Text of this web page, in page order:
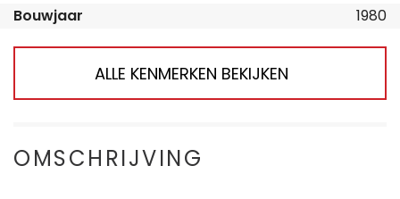
Bouwjaar
1980
ALLE KENMERKEN BEKIJKEN
OMSCHRIJVING